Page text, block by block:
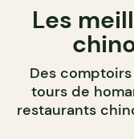
Les
Des
tours de
restaurants